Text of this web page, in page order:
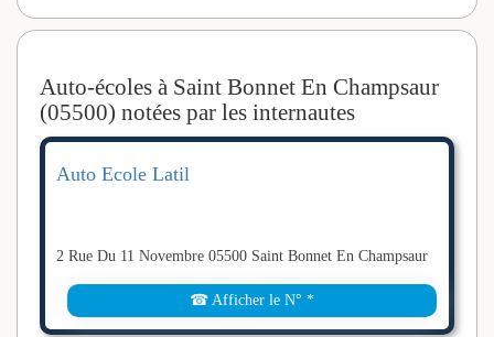
sur Pros-AutoMoto.fr, rien de plus simple : cliquez en
haut à droite sur "Ajouter un pro" et suivez le guide.
Auto-écoles à Saint Bonnet En
Champsaur (05500) notées par
Auto Ecole Latil